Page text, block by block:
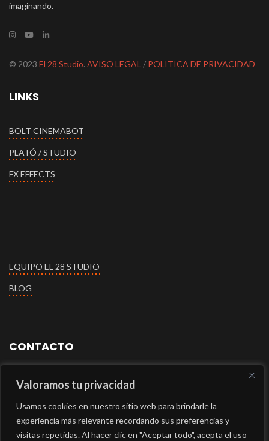
Valoramos tu privacidad
Usamos cookies en nuestro sitio web para brindarle la
experiencia más relevante recordando sus preferencias y
visitas repetidas. Al hacer clic en "Aceptar todo", acepta el uso
imaginando.
© 2023 El 28 Studio. AVISO LEGAL / POLITICA DE PRIVACIDAD
LINKS
BOLT CINEMABOT
PLATÓ / STUDIO
FX EFFECTS
EQUIPO EL 28 STUDIO
BLOG
CONTACTO
+34609032394